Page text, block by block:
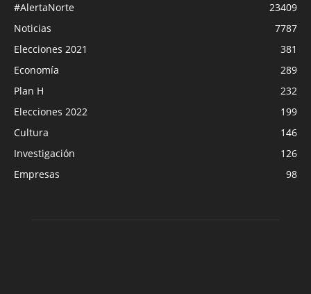
#AlertaNorte
23409
Noticias
7787
Elecciones 2021
381
Economía
289
Plan H
232
Elecciones 2022
199
Cultura
146
Investigación
126
Empresas
98